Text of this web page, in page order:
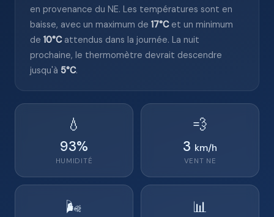
en provenance du NE. Les températures sont en
baisse, avec un maximum de 17°Cet un minimum
de 10°Cattendus dans la journée. La nuit
prochaine, le thermomètre devrait descendre
jusqu'à 5°C.
💧
93%
HUMIDITÉ
💨
3 km/h
VENT NE
🌬️ 📊